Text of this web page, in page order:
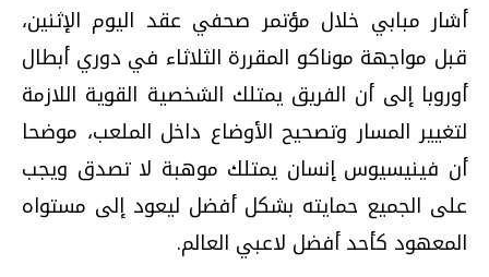
أشار مبابي خلال مؤتمر صحفي عقد اليوم الإثنين،
قبل مواجهة موناكو المقررة الثلاثاء في دوري أبطال
أوروبا إلى أن الفريق يمتلك الشخصية القوية اللازمة
لتغيير المسار وتصحيح الأوضاع داخل الملعب، موضحا
أن فينيسيوس إنسان يمتلك موهبة لا تصدق ويجب
على الجميع حمايته بشكل أفضل ليعود إلى مستواه
المعهود كأحد أفضل لاعبي العالم.